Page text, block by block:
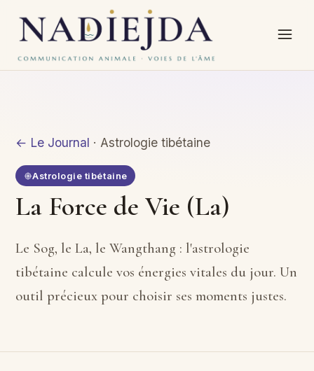
← Le Journal · Astrologie tibétaine
Astrologie tibétaine
La Force de Vie (La)
Le Sog, le La, le Wangthang : l'astrologie
tibétaine calcule vos énergies vitales du jour. Un
outil précieux pour choisir ses moments justes.